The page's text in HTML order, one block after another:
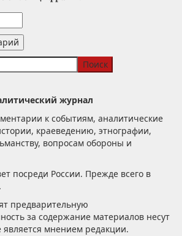
журнал
к событиям, аналитические
краеведению, этнографии,
вопросам обороны и
посреди России. Прежде всего в
предварительную
за содержание материалов несут
мнением редакции.